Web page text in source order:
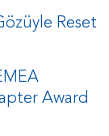
Reset
Award